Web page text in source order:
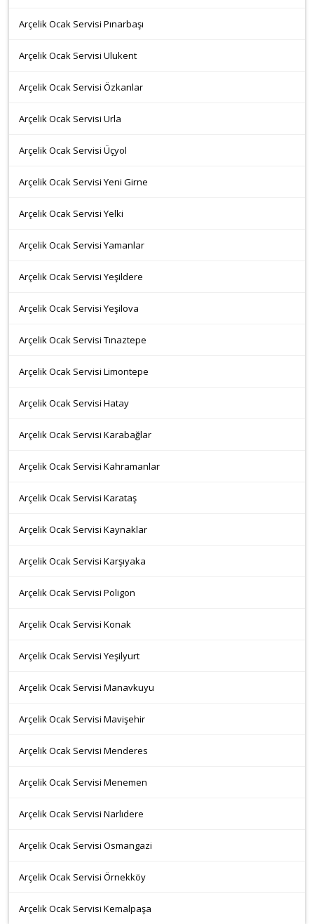
Arçelik Ocak Servisi Pınarbaşı
Arçelik Ocak Servisi Ulukent
Arçelik Ocak Servisi Özkanlar
Arçelik Ocak Servisi Urla
Arçelik Ocak Servisi Üçyol
Arçelik Ocak Servisi Yeni Girne
Arçelik Ocak Servisi Yelki
Arçelik Ocak Servisi Yamanlar
Arçelik Ocak Servisi Yeşildere
Arçelik Ocak Servisi Yeşilova
Arçelik Ocak Servisi Tınaztepe
Arçelik Ocak Servisi Limontepe
Arçelik Ocak Servisi Hatay
Arçelik Ocak Servisi Karabağlar
Arçelik Ocak Servisi Kahramanlar
Arçelik Ocak Servisi Karataş
Arçelik Ocak Servisi Kaynaklar
Arçelik Ocak Servisi Karşıyaka
Arçelik Ocak Servisi Poligon
Arçelik Ocak Servisi Konak
Arçelik Ocak Servisi Yeşilyurt
Arçelik Ocak Servisi Manavkuyu
Arçelik Ocak Servisi Mavişehir
Arçelik Ocak Servisi Menderes
Arçelik Ocak Servisi Menemen
Arçelik Ocak Servisi Narlıdere
Arçelik Ocak Servisi Osmangazi
Arçelik Ocak Servisi Örnekköy
Arçelik Ocak Servisi Kemalpaşa